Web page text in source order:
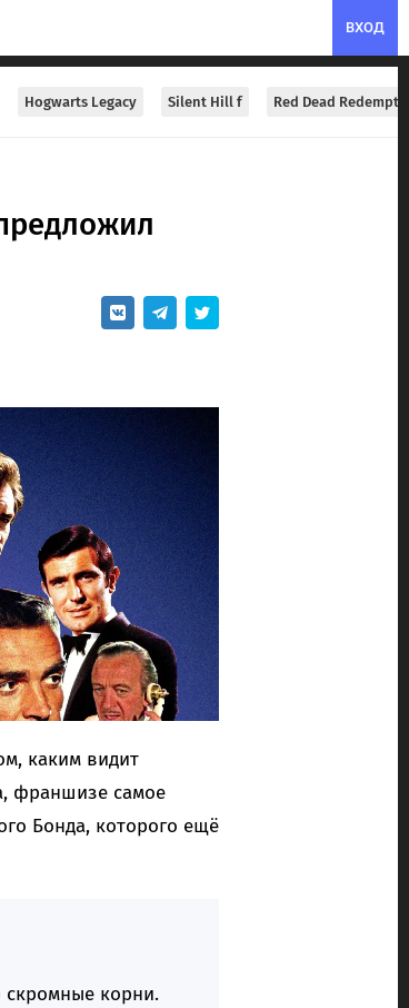
ВХОД
Hogwarts Legacy Silent Hill f Red Dead
каким видит
франшизе самое
Бонда, которого ещё
скромные корни.